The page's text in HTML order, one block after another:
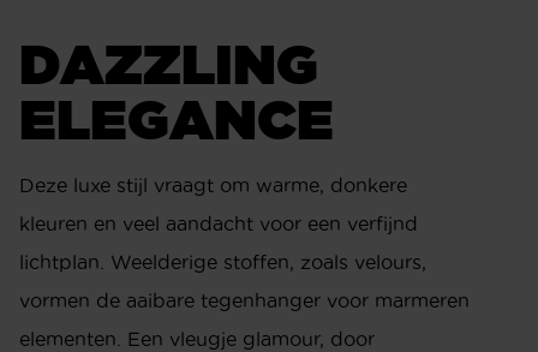
DAZZLING
ELEGANCE
Deze luxe stijl vraagt om warme, donkere
kleuren en veel aandacht voor een verfijnd
lichtplan. Weelderige stoffen, zoals velours,
vormen de aaibare tegenhanger voor marmeren
elementen. Een vleugje glamour, door